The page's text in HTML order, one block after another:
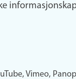
Vimeo,